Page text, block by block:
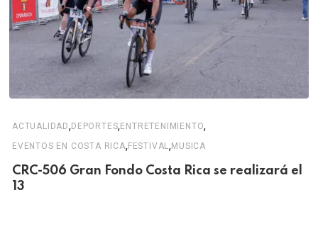
ACTUALIDAD,DEPORTES,ENTRETENIMIENTO,
EVENTOS EN COSTA RICA,FESTIVAL,MUSICA
CRC-506 Gran Fondo Costa Rica se realizará el
13